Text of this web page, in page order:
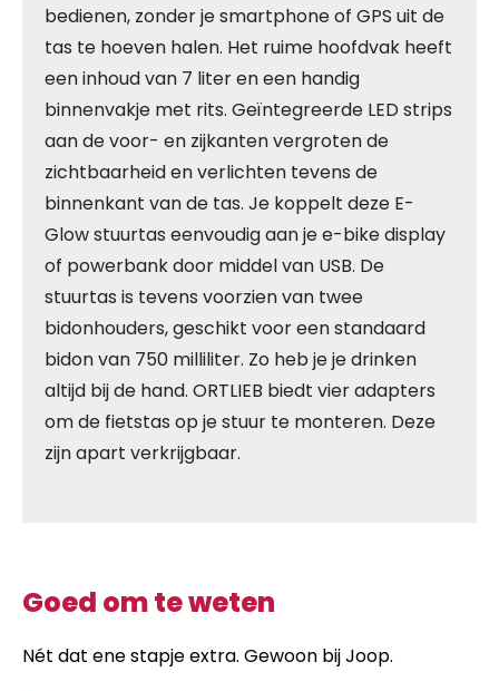
bedienen, zonder je smartphone of GPS uit de
tas te hoeven halen. Het ruime hoofdvak heeft
een inhoud van 7 liter en een handig
binnenvakje met rits. Geïntegreerde LED strips
aan de voor- en zijkanten vergroten de
zichtbaarheid en verlichten tevens de
binnenkant van de tas. Je koppelt deze E-
Glow stuurtas eenvoudig aan je e-bike display
of powerbank door middel van USB. De
stuurtas is tevens voorzien van twee
bidonhouders, geschikt voor een standaard
bidon van 750 milliliter. Zo heb je je drinken
altijd bij de hand. ORTLIEB biedt vier adapters
om de fietstas op je stuur te monteren. Deze
zijn apart verkrijgbaar.
Goed om te weten
Nét dat ene stapje extra. Gewoon bij Joop.